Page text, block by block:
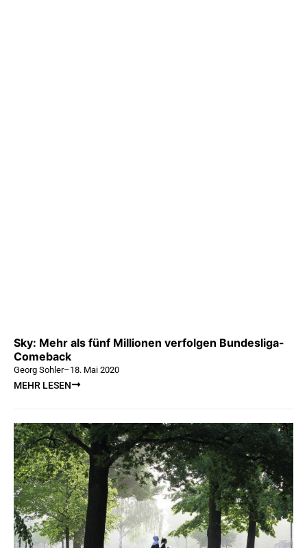
Sky: Mehr als fünf Millionen verfolgen Bundesliga-
Comeback
Georg Sohler–18. Mai 2020
MEHR LESEN